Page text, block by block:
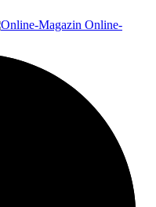
Online-